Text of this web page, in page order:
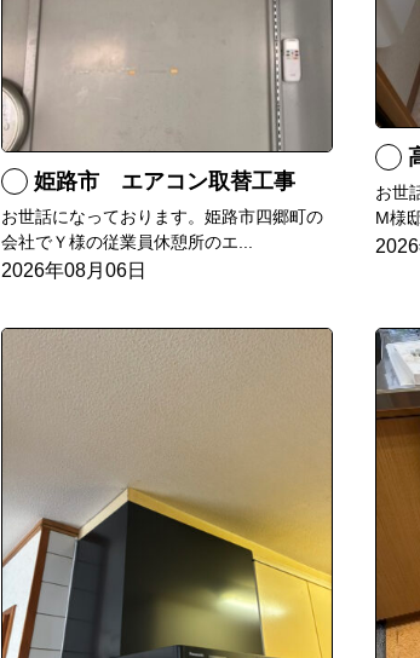
姫路市 エアコン取替工事
お世話になっております。姫路市四郷町の
会社でＹ様の従業員休憩所のエ...
2026年08月06日
お世
M様